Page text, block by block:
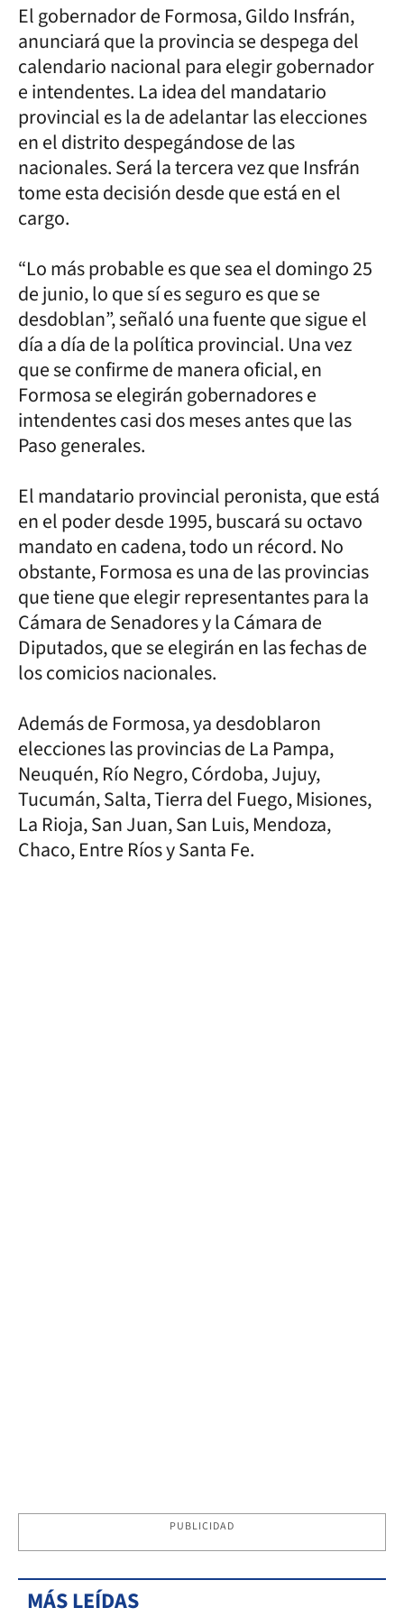
El gobernador de Formosa, Gildo Insfrán,
anunciará que la provincia se despega del
calendario nacional para elegir gobernador
e intendentes. La idea del mandatario
provincial es la de adelantar las elecciones
en el distrito despegándose de las
nacionales. Será la tercera vez que Insfrán
tome esta decisión desde que está en el
cargo.
“Lo más probable es que sea el domingo 25
de junio, lo que sí es seguro es que se
desdoblan”, señaló una fuente que sigue el
día a día de la política provincial. Una vez
que se confirme de manera oficial, en
Formosa se elegirán gobernadores e
intendentes casi dos meses antes que las
Paso generales.
El mandatario provincial peronista, que está
en el poder desde 1995, buscará su octavo
mandato en cadena, todo un récord. No
obstante, Formosa es una de las provincias
que tiene que elegir representantes para la
Cámara de Senadores y la Cámara de
Diputados, que se elegirán en las fechas de
los comicios nacionales.
Además de Formosa, ya desdoblaron
elecciones las provincias de La Pampa,
Neuquén, Río Negro, Córdoba, Jujuy,
Tucumán, Salta, Tierra del Fuego, Misiones,
La Rioja, San Juan, San Luis, Mendoza,
Chaco, Entre Ríos y Santa Fe.
PUBLICIDAD
MÁS LEÍDAS